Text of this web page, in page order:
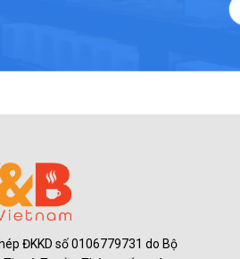
ĐKKD số 0106779731 do Bộ